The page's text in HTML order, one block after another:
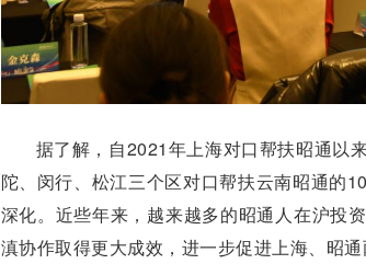
据了解，自2021年上海对口帮扶昭通以
陀、闵行、松江三个区对口帮扶云南昭通的
深化。近些年来，越来越多的昭通人在沪投
滇协作取得更大成效，进一步促进上海、昭